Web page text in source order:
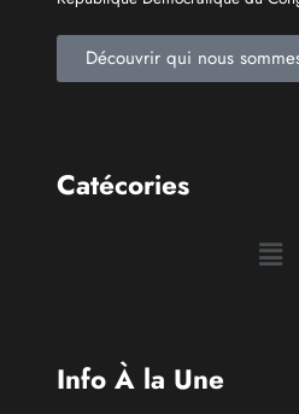
Catécories
Info À la Une